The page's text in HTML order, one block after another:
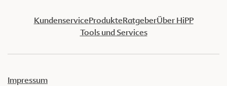
KundenserviceProdukteRatgeberÜber HiPP
Tools und Services
Impressum